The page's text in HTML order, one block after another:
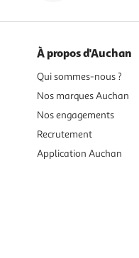
À propos d'Auchan
Qui sommes-nous ?
Nos marques Auchan
Nos engagements
Recrutement
Application Auchan